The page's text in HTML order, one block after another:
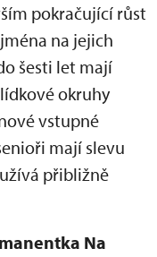
pokračující růst
na jejich
šesti let mají
okruhy
vstupné
mají slevu
přibližně
Na